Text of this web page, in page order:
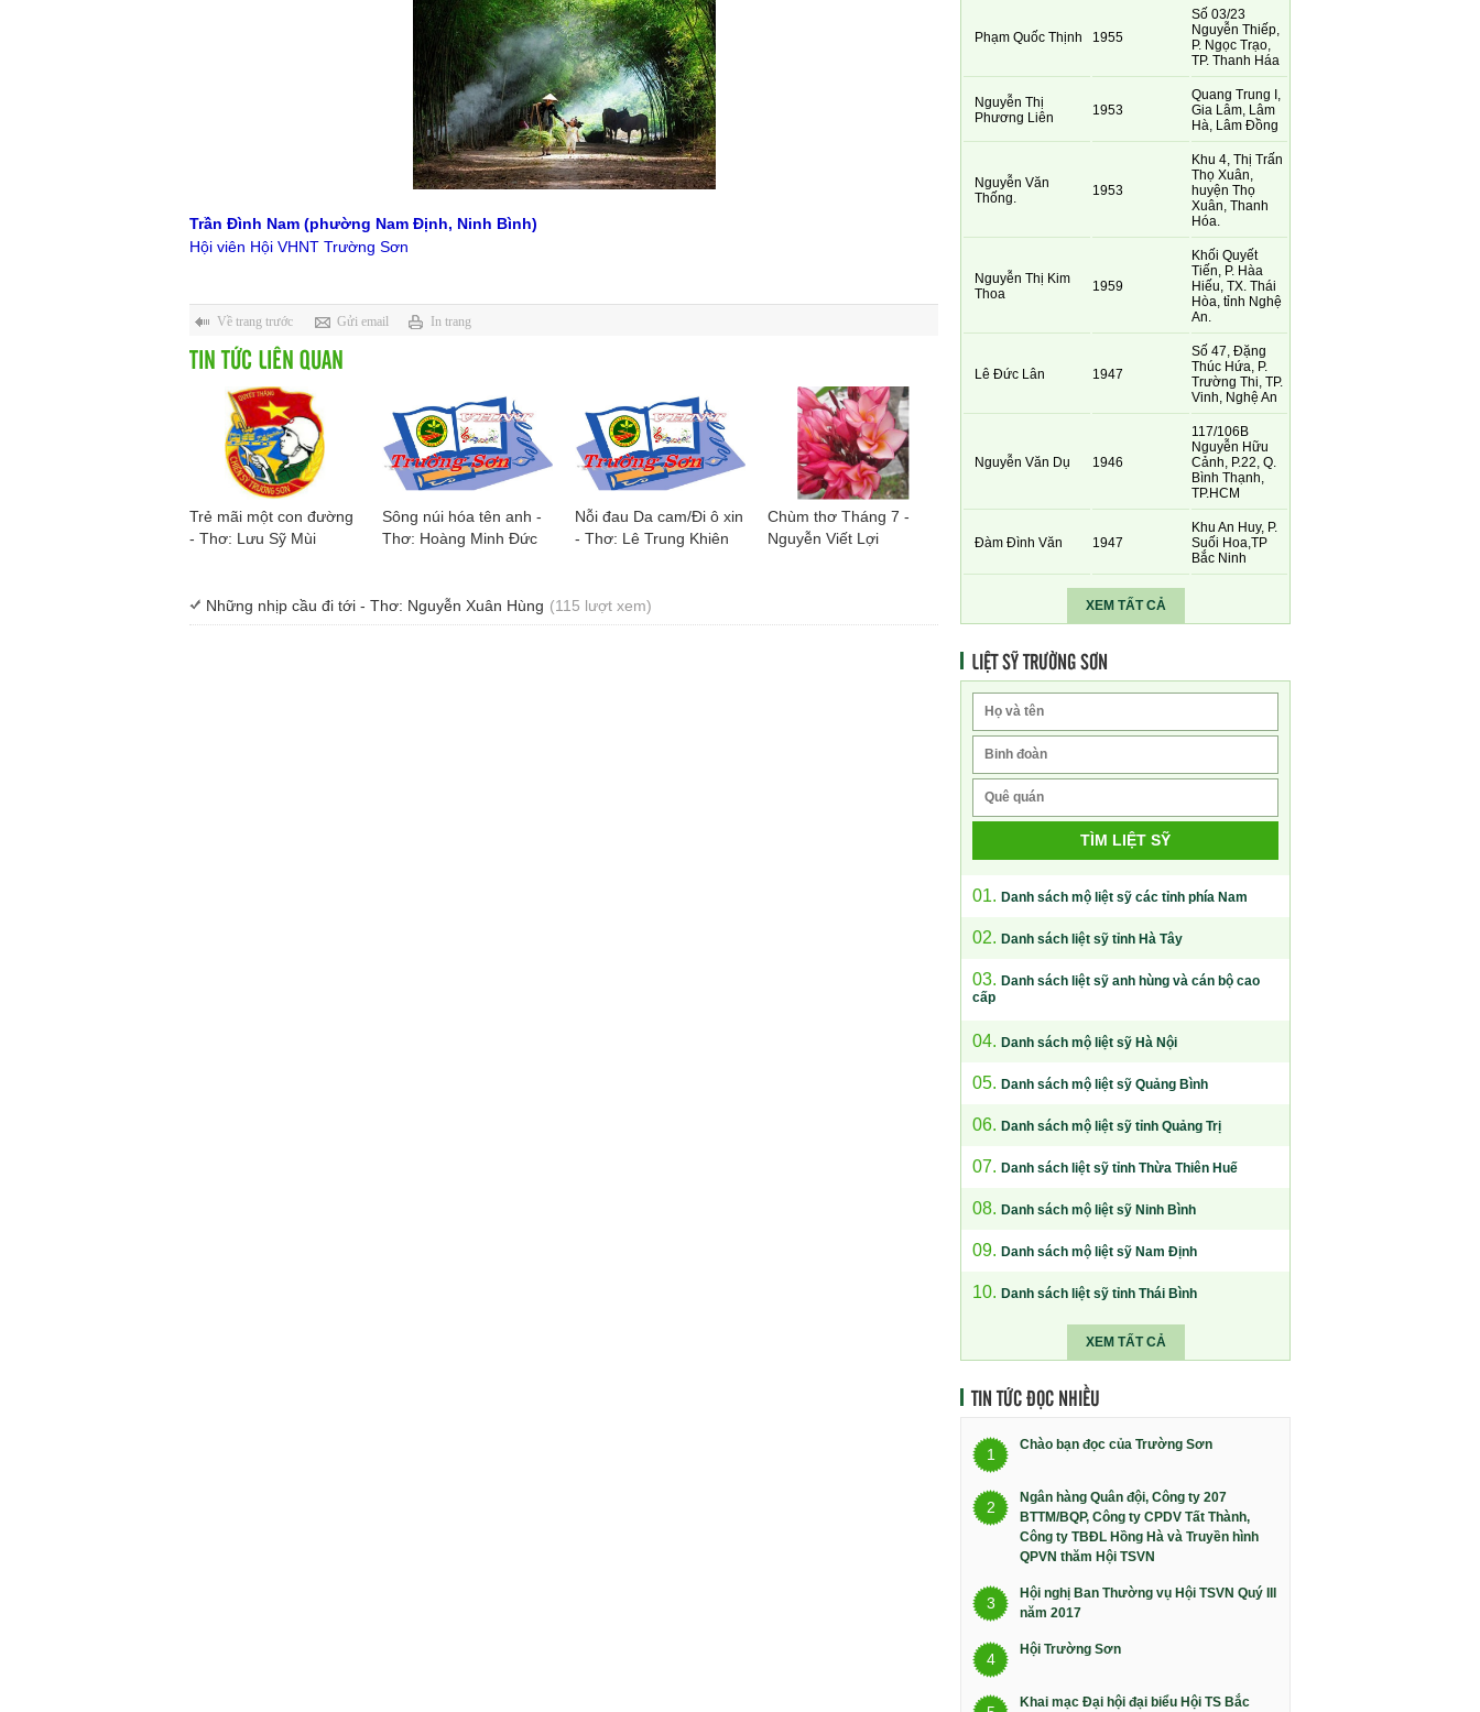
Trần Đình Nam (phường Nam Định, Ninh Bình)
Hội viên Hội VHNT Trường Sơn
Về trang trước Gửi email In trang
TIN TỨC LIÊN QUAN
Trẻ mãi một con đường
- Thơ: Lưu Sỹ Mùi
Sông núi hóa tên anh -
Thơ: Hoàng Minh Đức
Nỗi đau Da cam/Đi ô xin
- Thơ: Lê Trung Khiên
Chùm thơ Tháng 7 -
Nguyễn Viết Lợi
Những nhịp cầu đi tới - Thơ: Nguyễn Xuân Hùng (115 lượt xem)
Phạm Quốc Thịnh 1955
Số 03/23
Nguyễn Thiếp,
P. Ngọc Trạo,
TP. Thanh Háa
Nguyễn Thị
Phương Liên
1953
Quang Trung I,
Gia Lâm, Lâm
Hà, Lâm Đồng
Nguyễn Văn
Thống.
1953
Khu 4, Thị Trấn
Thọ Xuân,
huyện Thọ
Xuân, Thanh
Hóa.
Nguyễn Thị Kim
Thoa
1959
Khối Quyết
Tiến, P. Hàa
Hiếu, TX. Thái
Hòa, tỉnh Nghệ
An.
Lê Đức Lân 1947
Số 47, Đặng
Thúc Hứa, P.
Trường Thi, TP.
Vinh, Nghệ An
Nguyễn Văn Dụ 1946
117/106B
Nguyễn Hữu
Cảnh, P.22, Q.
Bình Thạnh,
TP.HCM
Đàm Đình Văn 1947
Khu An Huy, P.
Suối Hoa,TP
Bắc Ninh
XEM TẤT CẢ
LIỆT SỸ TRƯỜNG SƠN
TÌM LIỆT SỸ
01. Danh sách mộ liệt sỹ các tỉnh phía Nam
02. Danh sách liệt sỹ tỉnh Hà Tây
03. Danh sách liệt sỹ anh hùng và cán bộ cao
cấp
04. Danh sách mộ liệt sỹ Hà Nội
05. Danh sách mộ liệt sỹ Quảng Bình
06. Danh sách mộ liệt sỹ tỉnh Quảng Trị
07. Danh sách liệt sỹ tỉnh Thừa Thiên Huế
08. Danh sách mộ liệt sỹ Ninh Bình
09. Danh sách mộ liệt sỹ Nam Định
10. Danh sách liệt sỹ tỉnh Thái Bình
XEM TẤT CẢ
TIN TỨC ĐỌC NHIỀU
1
Chào bạn đọc của Trường Sơn
2
Ngân hàng Quân đội, Công ty 207
BTTM/BQP, Công ty CPDV Tất Thành,
Công ty TBĐL Hồng Hà và Truyền hình
QPVN thăm Hội TSVN
3
Hội nghị Ban Thường vụ Hội TSVN Quý III
năm 2017
4
Hội Trường Sơn
Khai mạc Đại hội đại biểu Hội TS Bắc